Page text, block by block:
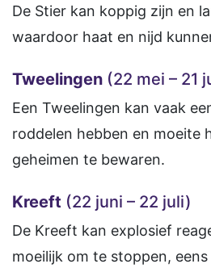
De Stier kan koppig zijn en
waardoor haat en nijd
Tweelingen (22 mei – 21
Een Tweelingen kan vaak
roddelen hebben en moeite
geheimen te bewaren.
Kreeft (22 juni – 22 juli)
De Kreeft kan explosief
moeilijk om te stoppen,